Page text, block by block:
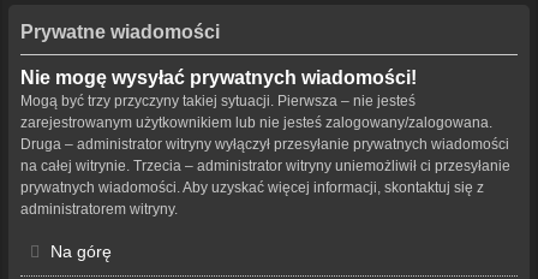
Prywatne wiadomości
Nie mogę wysyłać prywatnych wiadomości!
Mogą być trzy przyczyny takiej sytuacji. Pierwsza – nie jesteś
zarejestrowanym użytkownikiem lub nie jesteś zalogowany/zalogowana.
Druga – administrator witryny wyłączył przesyłanie prywatnych wiadomości
na całej witrynie. Trzecia – administrator witryny uniemożliwił ci przesyłanie
prywatnych wiadomości. Aby uzyskać więcej informacji, skontaktuj się z
administratorem witryny.
Na górę